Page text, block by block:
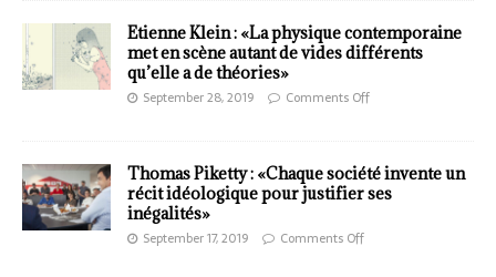
Etienne Klein : «La physique contemporaine
met en scène autant de vides différents
qu’elle a de théories»
September 28, 2019 Comments Off
Thomas Piketty : «Chaque société invente un
récit idéologique pour justifier ses
inégalités»
September 17, 2019 Comments Off